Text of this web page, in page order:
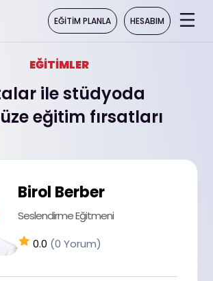
EĞITIM PLANLA HESABIM
EĞİTİMLER
ile stüdyoda
eğitim fırsatları
Birol Berber
Seslendirme Eğitmeni
0.0 (0 Yorum)